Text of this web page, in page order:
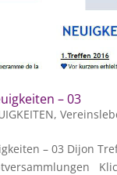
– 03
,
– 03 Dijon